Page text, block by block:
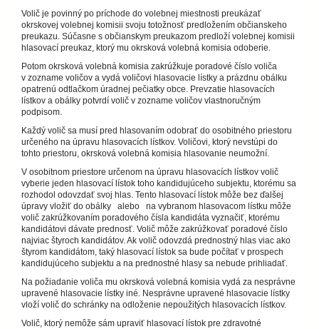
Volič je povinný po príchode do volebnej miestnosti preukázať
okrskovej volebnej komisii svoju totožnosť predložením občianskeho
preukazu. Súčasne s občianskym preukazom predloží volebnej komisii
hlasovací preukaz, ktorý mu okrsková volebná komisia odoberie.
Potom okrsková volebná komisia zakrúžkuje poradové číslo voliča
v zozname voličov a vydá voličovi hlasovacie lístky a prázdnu obálku
opatrenú odtlačkom úradnej pečiatky obce. Prevzatie hlasovacích
lístkov a obálky potvrdí volič v zozname voličov vlastnoručným
podpisom.
Každý volič sa musí pred hlasovaním odobrať do osobitného priestoru
určeného na úpravu hlasovacích lístkov. Voličovi, ktorý nevstúpi do
tohto priestoru, okrsková volebná komisia hlasovanie neumožní.
V osobitnom priestore určenom na úpravu hlasovacích lístkov volič
vyberie jeden hlasovací lístok toho kandidujúceho subjektu, ktorému sa
rozhodol odovzdať svoj hlas. Tento hlasovací lístok môže bez ďalšej
úpravy vložiť do obálky alebo na vybranom hlasovacom lístku môže
volič zakrúžkovaním poradového čísla kandidáta vyznačiť, ktorému
kandidátovi dávate prednosť. Volič môže zakrúžkovať poradové číslo
najviac štyroch kandidátov. Ak volič odovzdá prednostný hlas viac ako
štyrom kandidátom, taký hlasovací lístok sa bude počítať v prospech
kandidujúceho subjektu a na prednostné hlasy sa nebude prihliadať.
Na požiadanie voliča mu okrsková volebná komisia vydá za nesprávne
upravené hlasovacie lístky iné. Nesprávne upravené hlasovacie lístky
vloží volič do schránky na odloženie nepoužitých hlasovacích lístkov.
Volič, ktorý nemôže sám upraviť hlasovací lístok pre zdravotné